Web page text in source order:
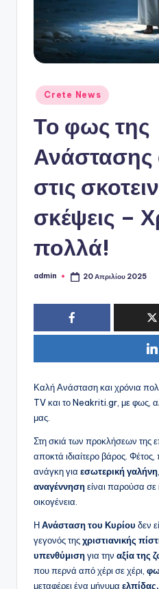
Αναρτήθηκε
σε
Crete News
Το φως της
Ανάστασης
στις
σκέψεις –
πολλά!
Συγγραφέας:
admin 20 Απριλίου 2025
Καλή Ανάσταση και χρόνια
TV και το Neakriti.gr, με φως,
μας.
Στη σκιά των προκλήσεων της
αποκτά ιδιαίτερο βάρος.
ανάγκη για εσωτερική γαλήνη
αναγέννησηείναι παρούσα
οικογένεια.
ΗΑνάσταση του Κυρίου δεν
γεγονός τηςχριστιανικής
υπενθύμισηγια την αξία της
που περνά από χέρι σε χέρι,
μεταφέρει ένα μήνυμα